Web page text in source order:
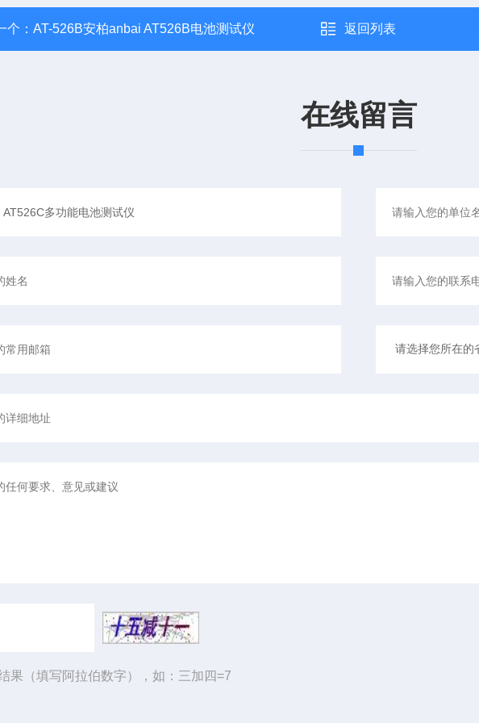
个： AT-526B安柏anbai AT526B电池测试仪 返回列表
在线留言
果（填写阿拉伯数字），如：三加四=7